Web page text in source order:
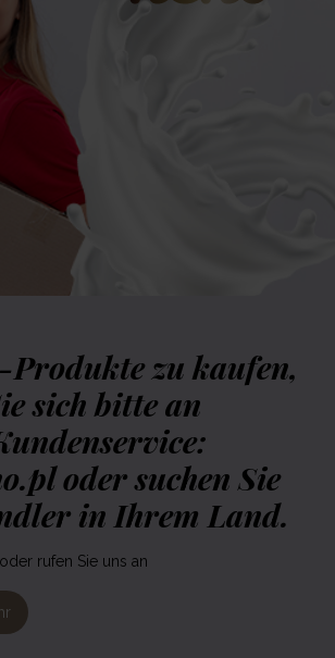
Produkte zu kaufen,
sich bitte an
oder suchen Sie
in Ihrem Land.
rufen Sie uns an